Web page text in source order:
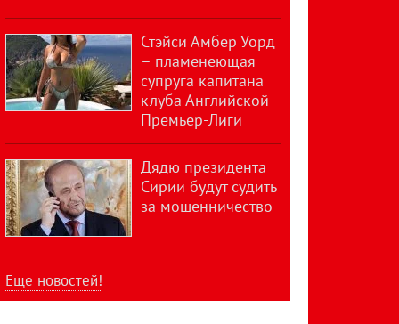
Стэйси Амбер Уорд
– пламенеющая
супруга капитана
клуба Английской
Премьер-Лиги
Дядю президента
Сирии будут судить
за мошенничество
Еще новостей!